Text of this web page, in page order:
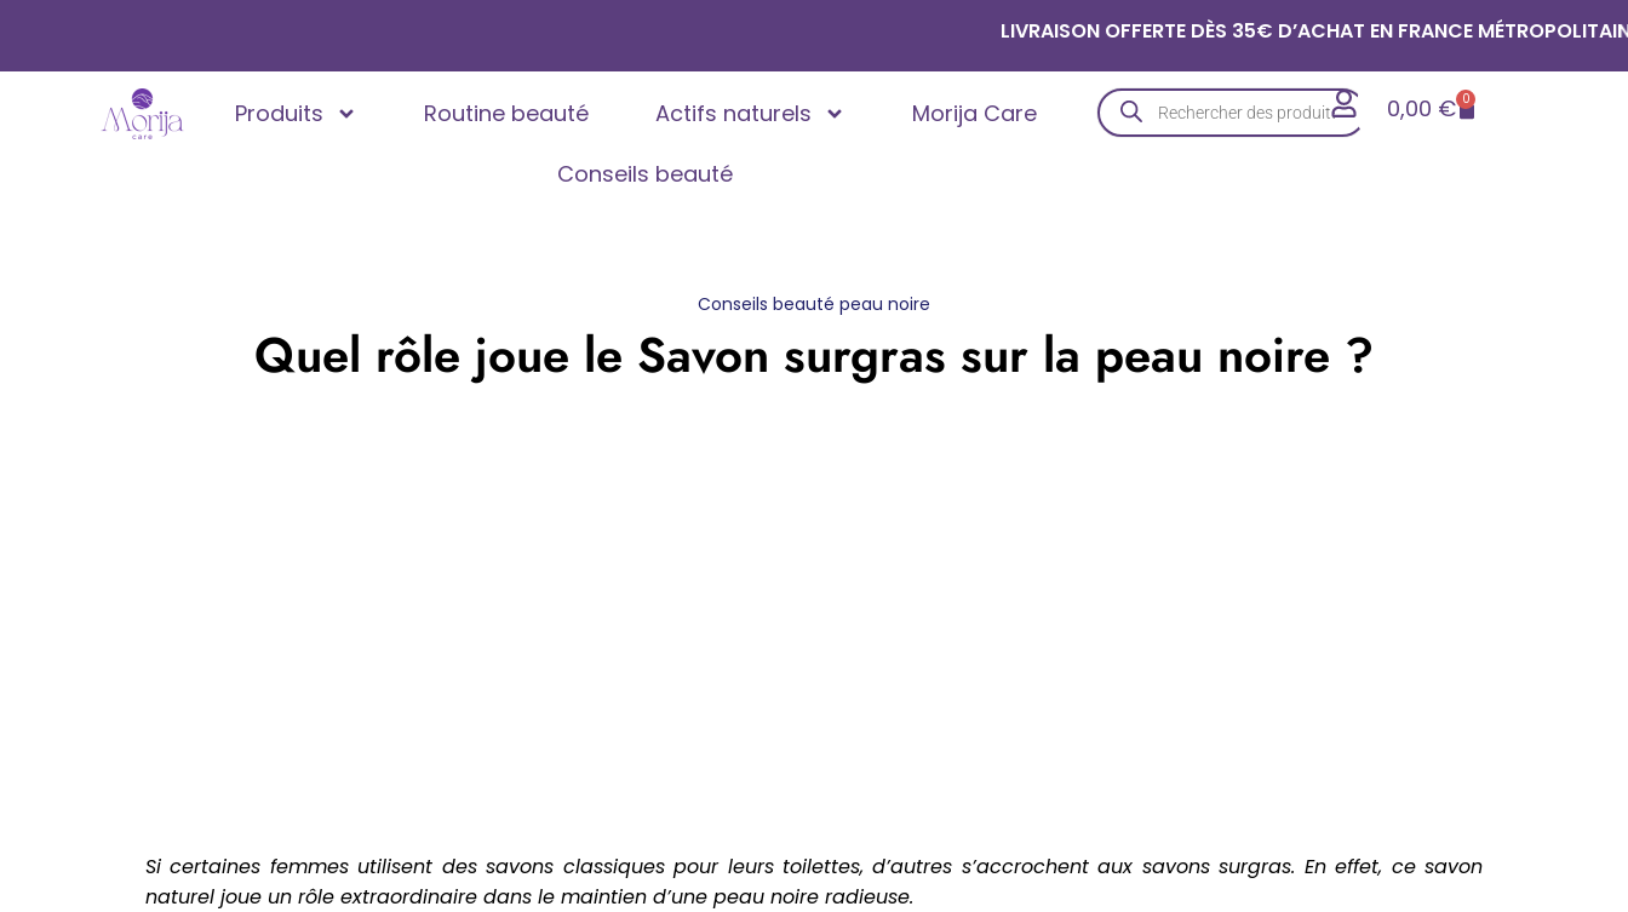
LIVRAISON OFFERTE DÈS 35€ D’ACHAT EN FRANCE MÉTROPOLITAINE |
Produits Routine beauté Actifs naturels
Morija Care
Conseils beauté
0,00 € 0
Conseils beauté peau noire
Quel rôle joue le Savon surgras sur la peau noire ?
Si certaines femmes utilisent des savons classiques pour leurs toilettes, d’autres s’accrochent aux savons surgras. En effet, ce savon
naturel joue un rôle extraordinaire dans le maintien d’une peau noire radieuse.